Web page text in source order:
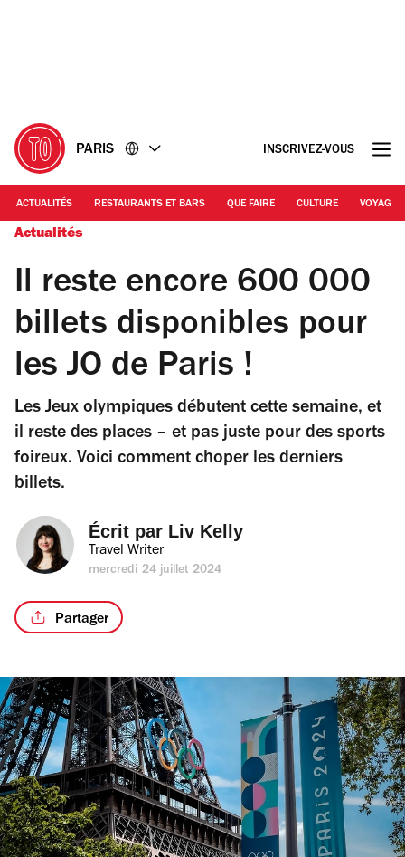
PARIS INSCRIVEZ-VOUS
ACTUALITÉS RESTAURANTS ET BARS QUE FAIRE CULTURE VOYAGE
Actualités
Il reste encore 600 000
billets disponibles pour
les JO de Paris !
Les Jeux olympiques débutent cette semaine, et
il reste des places – et pas juste pour des sports
foireux. Voici comment choper les derniers
billets.
Écrit par Liv Kelly
Travel Writer
mercredi 24 juillet 2024
Partager